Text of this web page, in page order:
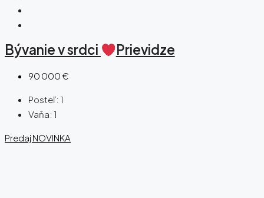
Bývanie v srdci Prievidze
90 000 €
Posteľ: 1
Vaňa: 1
Predaj NOVINKA